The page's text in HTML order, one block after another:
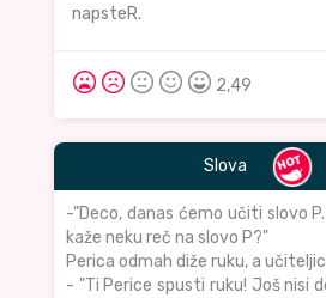
napsteR.
2,49
Slova
-"Deco, danas ćemo učiti slovo
kaže neku reč na slovo P?"
Perica odmah diže ruku, a
- "Ti Perice spusti ruku! Još nisi